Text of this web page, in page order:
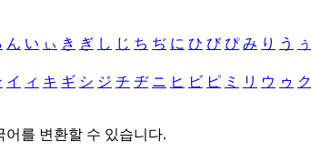
ん い ぃ き ぎ し じ ち ぢ に ひ び ぴ み り う ぅ
イ ィ キ ギ シ ジ チ ヂ ニ ヒ ビ ピ ミ リ ウ ゥ ク
어를 변환할 수 있습니다.